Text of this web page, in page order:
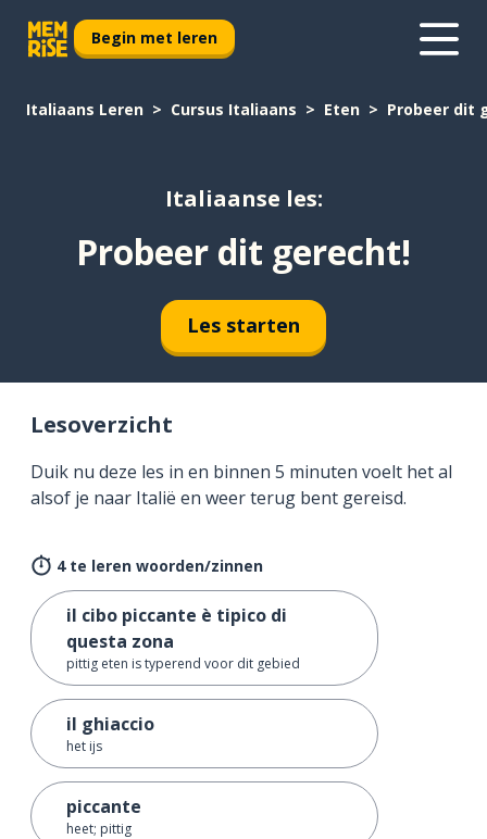
Begin met leren
Italiaans Leren Cursus Italiaans Eten Probeer dit
Italiaanse les:
Probeer dit gerecht!
Les starten
Lesoverzicht
Duik nu deze les in en binnen 5 minuten voelt het al
alsof je naar Italië en weer terug bent gereisd.
4 te leren woorden/zinnen
il cibo piccante è tipico di
questa zona
pittig eten is typerend voor dit gebied
il ghiaccio
het ijs
piccante
heet; pittig